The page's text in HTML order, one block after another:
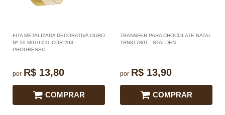
FITA METALIZADA DECORATIVA OURO
Nº 10 M010-011 COR 203 -
PROGRESSO
por R$ 13,80
COMPRAR
TRANSFER PARA CHOCOLATE NATAL
TRN817801 - STALDEN
por R$ 13,90
COMPRAR